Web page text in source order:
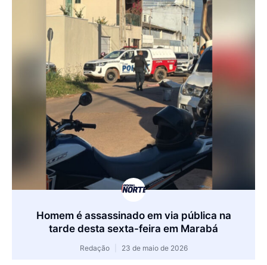
Homem é assassinado em via pública na
tarde desta sexta-feira em Marabá
Redação 23 de maio de 2026